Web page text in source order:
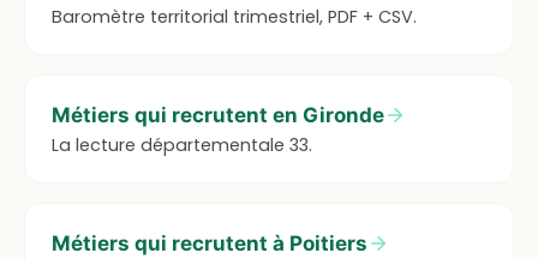
Baromètre territorial trimestriel, PDF + CSV.
Métiers qui recrutent en Gironde
La lecture départementale 33.
Métiers qui recrutent à Poitiers